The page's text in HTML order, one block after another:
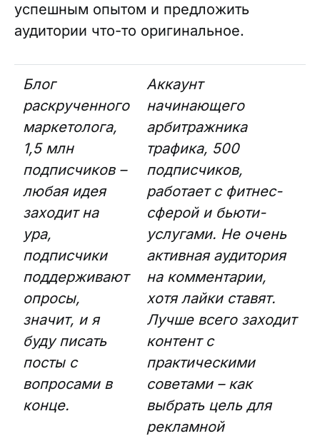
успешным опытом и предложить
аудитории что-то оригинальное.
Блог
раскрученного
маркетолога,
1,5 млн
подписчиков –
любая идея
заходит на
ура,
подписчики
поддерживают
опросы,
значит, и я
буду писать
посты с
вопросами в
конце.
Аккаунт
начинающего
арбитражника
трафика, 500
подписчиков,
работает с фитнес-
сферой и бьюти-
услугами. Не очень
активная аудитория
на комментарии,
хотя лайки ставят.
Лучше всего заходит
контент с
практическими
советами – как
выбрать цель для
рекламной